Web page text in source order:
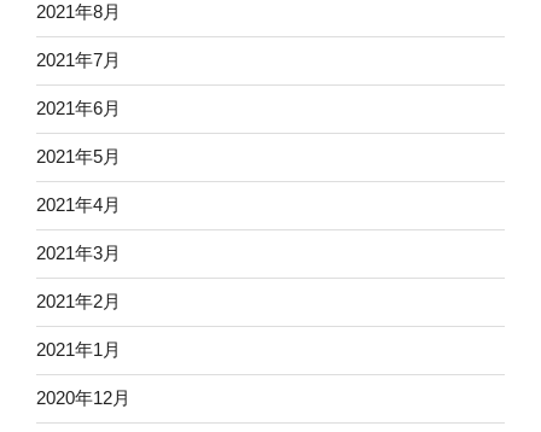
2021年8月
2021年7月
2021年6月
2021年5月
2021年4月
2021年3月
2021年2月
2021年1月
2020年12月